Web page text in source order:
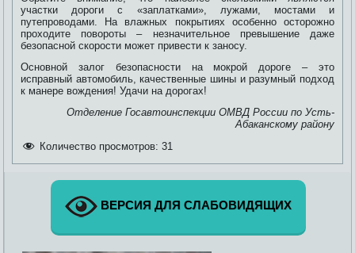
участки дороги с «заплатками», лужами, мостами и
путепроводами. На влажных покрытиях особенно осторожно
проходите повороты – незначительное превышение даже
безопасной скорости может привести к заносу.
Основной залог безопасности на мокрой дороге – это
исправный автомобиль, качественные шины и разумный подход
к манере вождения! Удачи на дорогах!
Отделение Госавтоинспекции ОМВД России по Усть-
Абаканскому району
Количество просмотров: 31
ВЕРСИЯ ДЛЯ СЛАБОВИДЯЩИХ